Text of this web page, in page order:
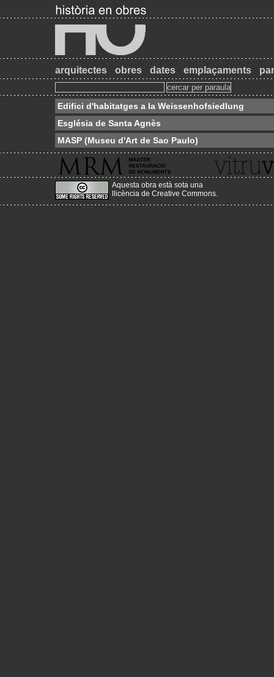
arquitectes obres dates emplaçaments
Edifici d'habitatges a la Weissenhofsiedlung
Església de Santa Agnès
MASP (Museu d'Art de Sao Paulo)
Aquesta obra està sota una
llicència de Creative Commons.